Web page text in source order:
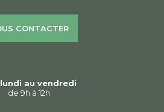
CONTACTER
au vendredi
de 9h à 12h